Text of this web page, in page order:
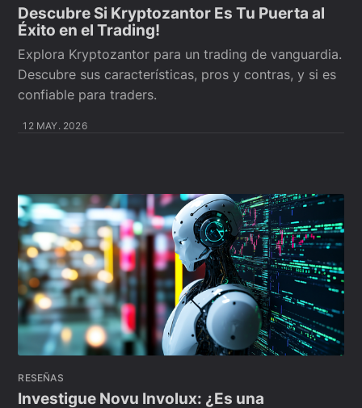
Descubre Si Kryptozantor Es Tu Puerta al
Éxito en el Trading!
Explora Kryptozantor para un trading de vanguardia.
Descubre sus características, pros y contras, y si es
confiable para traders.
12 MAY. 2026
RESEÑAS
Investigue Novu Involux: ¿Es una